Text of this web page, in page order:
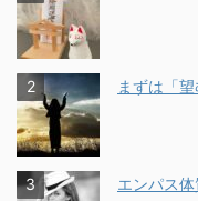
まずは「
エンパス